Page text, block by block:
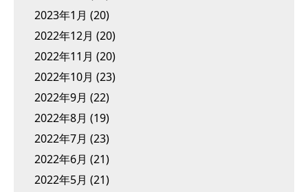
2023年1月 (20)
2022年12月 (20)
2022年11月 (20)
2022年10月 (23)
2022年9月 (22)
2022年8月 (19)
2022年7月 (23)
2022年6月 (21)
2022年5月 (21)